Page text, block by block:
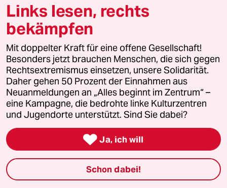
machen...
Nico Frank
28.01.2023,17:27 Uhr
Russland wird der Ukraine bisher nicht her und
das ohne US/EU Kampfpanzer. Folglich:
Denkgesetzlich wird es Russland mit einer
Ukraine die über US/EU Kampfpanzer verfügt
noch schwerer haben militärisch operative
Erfolge zu erringen.
Ich persönlich glaube den Amerikanern, dass
sie Russland maximal schwächen wollen und
deshalb der Kampf bis zum letzten
ukrainischen Mann (Ansage von Lindsey
Links lesen, rechts
bekämpfen
Mit doppelter Kraft für eine offene Gesellschaft!
Besonders jetzt brauchen Menschen, die sich gegen
Rechtsextremismus einsetzen, unsere Solidarität.
Daher gehen 50 Prozent der Einnahmen aus
Neuanmeldungen an „Alles beginnt im Zentrum“ –
eine Kampagne, die bedrohte linke Kulturzentren
und Jugendorte unterstützt. Sind Sie dabei?
 Ja, ich will
Schon dabei!